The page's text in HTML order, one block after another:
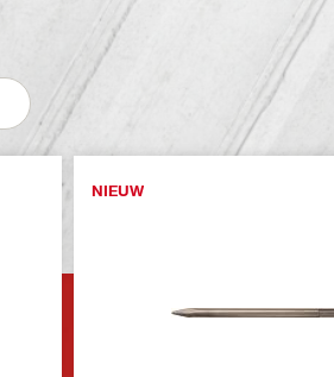
NIEUW